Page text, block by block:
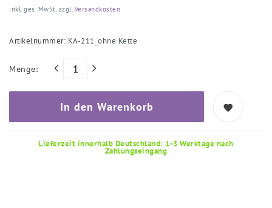
inkl. ges. MwSt. zzgl.Versandkosten
Artikelnummer: KA-211_ohne Kette
Menge:
In den Warenkorb
Lieferzeit innerhalb Deutschland: 1-3 Werktage nach
Zahlungseingang